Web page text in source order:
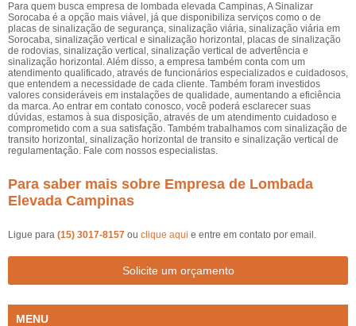
Para quem busca empresa de lombada elevada Campinas, A Sinalizar
Sorocaba é a opção mais viável, já que disponibiliza serviços como o de
placas de sinalização de segurança, sinalização viária, sinalização viária em
Sorocaba, sinalização vertical e sinalização horizontal, placas de sinalização
de rodovias, sinalização vertical, sinalização vertical de advertência e
sinalização horizontal. Além disso, a empresa também conta com um
atendimento qualificado, através de funcionários especializados e cuidadosos,
que entendem a necessidade de cada cliente. Também foram investidos
valores consideráveis em instalações de qualidade, aumentando a eficiência
da marca. Ao entrar em contato conosco, você poderá esclarecer suas
dúvidas, estamos à sua disposição, através de um atendimento cuidadoso e
comprometido com a sua satisfação. Também trabalhamos com sinalização de
transito horizontal, sinalização horizontal de transito e sinalização vertical de
regulamentação. Fale com nossos especialistas.
Para saber mais sobre Empresa de Lombada
Elevada Campinas
Ligue para (15) 3017-8157 ou clique aqui e entre em contato por email.
Solicite um orçamento
MENU